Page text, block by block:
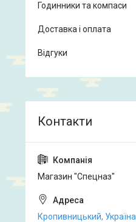
Годинники та компаси
Доставка і оплата
Відгуки
Магазин "Спецназ"
Кропивницький, Україна